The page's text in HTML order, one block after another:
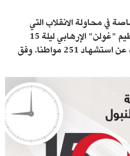
في محاولة الانقلاب التي
نفذها الجنود المنتمين لتنظيم "غولن" الإرهابي ليلة 15
تموز 2016 والتي أسفرت عن استشهاد 251 مواطنا. وفق